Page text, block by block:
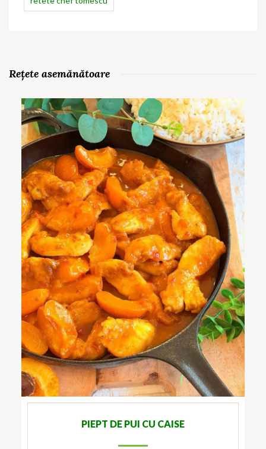
Rețete asemănătoare
PIEPT DE PUI CU CAISE